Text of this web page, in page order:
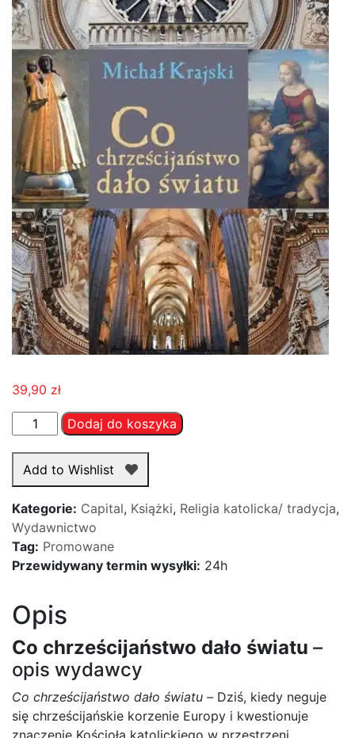
39,90 zł
ilość
Co
chrześcijaństwo
dało
Dodaj do koszyka
Add to Wishlist
Kategorie: Capital, Książki, Religia katolicka/ tradycja,
Wydawnictwo
Tag: Promowane
Przewidywany termin wysyłki: 24h
Opis
Co chrześcijaństwo dało światu –
opis wydawcy
Co chrześcijaństwo dało światu – Dziś, kiedy neguje
się chrześcijańskie korzenie Europy i kwestionuje